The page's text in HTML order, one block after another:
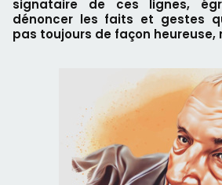
signataire de ces lignes,
dénoncer les faits et gestes
pas toujours de façon